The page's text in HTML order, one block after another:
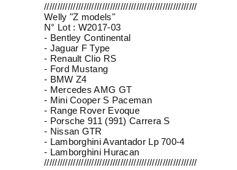
//////////////////////////////////////////////////////////
Welly "Z models"
N° Lot : W2017-03
- Bentley Continental
- Jaguar F Type
- Renault Clio RS
- Ford Mustang
- BMW Z4
- Mercedes AMG GT
- Mini Cooper S Paceman
- Range Rover Evoque
- Porsche 911 (991) Carrera S
- Nissan GTR
- Lamborghini Avantador Lp 700-4
- Lamborghini Huracan
//////////////////////////////////////////////////////////